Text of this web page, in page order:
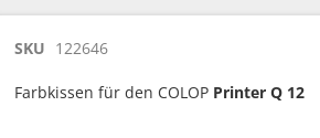
SKU 122646
Farbkissen für den COLOP Printer Q 12